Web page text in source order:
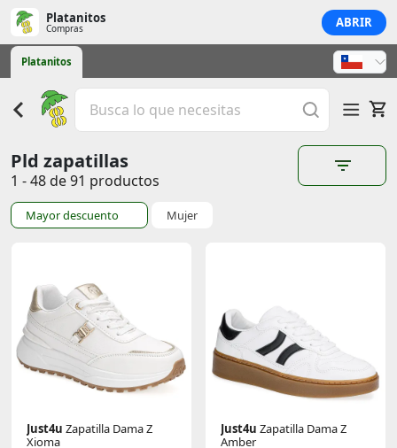
Platanitos
Compras ABRIR
Platanitos
Pld zapatillas
1 - 48 de 91 productos
Mayor descuento Mujer
Just4u Zapatilla Dama Z
Xioma
Just4u Zapatilla Dama Z
Amber